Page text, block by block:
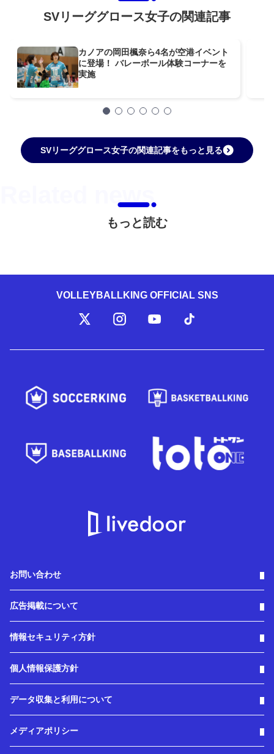
SVリーググロース女子の関連記事
カノアの岡田楓奈ら4名が空港イベント
に登場！ バレーボール体験コーナーを
実施
SVリーググロース女子の関連記事をもっと見る
もっと読む
VOLLEYBALLKING OFFICIAL SNS
お問い合わせ
広告掲載について
情報セキュリティ方針
個人情報保護方針
データ収集と利用について
メディアポリシー